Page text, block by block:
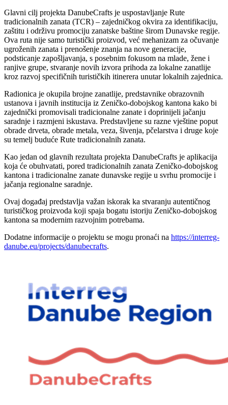
Glavni cilj projekta DanubeCrafts je uspostavljanje Rute
tradicionalnih zanata (TCR) – zajedničkog okvira za identifikaciju,
zaštitu i održivu promociju zanatske baštine širom Dunavske regije.
Ova ruta nije samo turistički proizvod, već mehanizam za očuvanje
ugroženih zanata i prenošenje znanja na nove generacije,
podsticanje zapošljavanja, s posebnim fokusom na mlade, žene i
ranjive grupe, stvaranje novih izvora prihoda za lokalne zanatlije
kroz razvoj specifičnih turističkih itinerera unutar lokalnih zajednica.
Radionica je okupila brojne zanatlije, predstavnike obrazovnih
ustanova i javnih institucija iz Zeničko-dobojskog kantona kako bi
zajednički promovisali tradicionalne zanate i doprinijeli jačanju
saradnje i razmjeni iskustava. Predstavljene su razne vještine poput
obrade drveta, obrade metala, veza, šivenja, pčelarstva i druge koje
su temelj buduće Rute tradicionalnih zanata.
Kao jedan od glavnih rezultata projekta DanubeCrafts je aplikacija
koja će obuhvatati, pored tradicionalnih zanata Zeničko-dobojskog
kantona i tradicionalne zanate dunavske regije u svrhu promocije i
jačanja regionalne saradnje.
Ovaj događaj predstavlja važan iskorak ka stvaranju autentičnog
turističkog proizvoda koji spaja bogatu istoriju Zeničko-dobojskog
kantona sa modernim razvojnim potrebama.
Dodatne informacije o projektu se mogu pronaći na https://interreg-
danube.eu/projects/danubecrafts.